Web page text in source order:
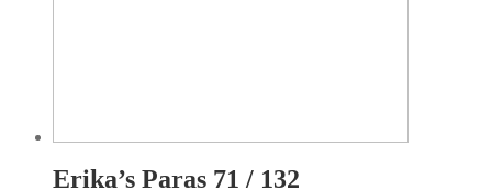
Erika’s Paras 71 / 132